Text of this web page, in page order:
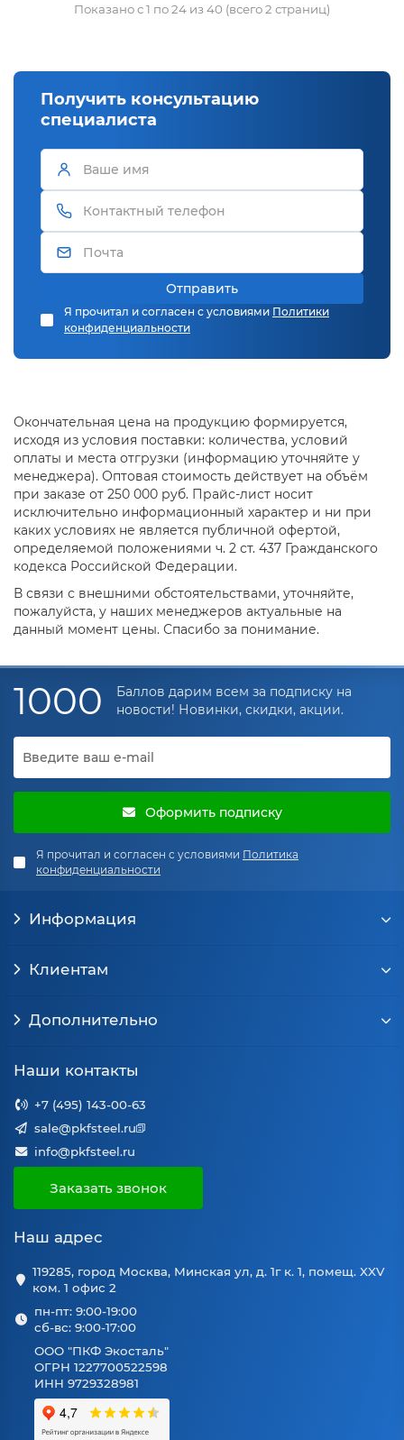
Показано с 1 по 24 из 40 (всего 2 страниц)
Получить консультацию
специалиста
Отправить
Я прочитал и согласен с условиями Политики
конфиденциальности
Окончательная цена на продукцию формируется,
исходя из условия поставки: количества, условий
оплаты и места отгрузки (информацию уточняйте у
менеджера). Оптовая стоимость действует на объём
при заказе от 250 000 руб. Прайс-лист носит
исключительно информационный характер и ни при
каких условиях не является публичной офертой,
определяемой положениями ч. 2 ст. 437 Гражданского
кодекса Российской Федерации.
В связи с внешними обстоятельствами, уточняйте,
пожалуйста, у наших менеджеров актуальные на
данный момент цены. Спасибо за понимание.
1000
Баллов дарим всем за подписку на
новости! Новинки, скидки, акции.
Оформить подписку
Я прочитал и согласен с условиями Политика
конфиденциальности
Информация
Клиентам
Дополнительно
Наши контакты
+7 (495) 143-00-63
sale@pkfsteel.ru
info@pkfsteel.ru
Заказать звонок
Наш адрес
119285, город Москва, Минская ул, д. 1г к. 1, помещ. XXV
ком. 1 офис 2
пн-пт: 9:00-19:00
сб-вс: 9:00-17:00
ООО "ПКФ Экосталь"
ОГРН 1227700522598
ИНН 9729328981